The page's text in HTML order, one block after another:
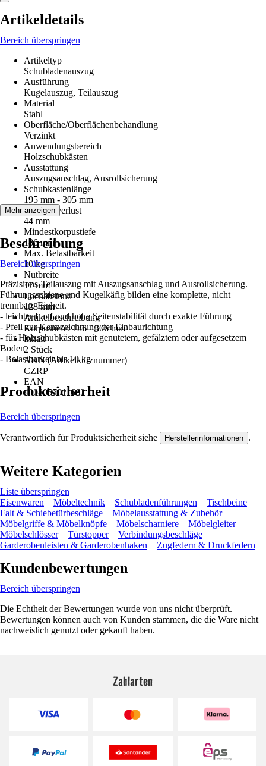
Artikeldetails
Bereich überspringen
Artikeltyp
Schubladenauszug
Ausführung
Kugelauszug, Teilauszug
Material
Stahl
Oberfläche/Oberflächenbehandlung
Verzinkt
Anwendungsbereich
Holzschubkästen
Ausstattung
Auszugsanschlag, Ausrollsicherung
Schubkastenlänge
195 mm - 305 mm
Auszugsverlust
44 mm
Mindestkorpustiefe
186 mm
Max. Belastbarkeit
10 kg
Nutbreite
17 mm
Lochabstand
128 mm
Artikelbeschreibung
Korpustiefe: 186 - 306 mm
Inhalt
2 Stück
AKN (Artikelkurznummer)
CZRP
EAN
4008057011662
Mehr anzeigen
Beschreibung
Bereich überspringen
Präzisions-Teilauszug mit Auszugsanschlag und Ausrollsicherung.
Führungsschiene und Kugelkäfig bilden eine komplette, nicht
trennbare Einheit.
- leichter Lauf und hohe Seitenstabilität durch exakte Führung
- Pfeil zur Kennzeichnung der Einbaurichtung
- für Holzschubkästen mit genutetem, gefälztem oder aufgesetzem
Boden
- Belastbarkeit bis 10 kg
Produktsicherheit
Bereich überspringen
Verantwortlich für Produktsicherheit siehe Herstellerinformationen .
Weitere Kategorien
Liste überspringen
Eisenwaren
Möbeltechnik Schubladenführungen
Tischbeine
Falt & Schiebetürbeschläge
Möbelausstattung & Zubehör
Möbelgriffe & Möbelknöpfe
Möbelscharniere
Möbelgleiter
Möbelschlösser
Türstopper
Verbindungsbeschläge
Garderobenleisten & Garderobenhaken
Zugfedern & Druckfedern
Kundenbewertungen
Bereich überspringen
Die Echtheit der Bewertungen wurde von uns nicht überprüft.
Bewertungen können auch von Kunden stammen, die die Ware nicht
nachweislich genutzt oder gekauft haben.
Zahlarten